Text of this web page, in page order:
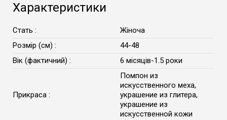
Характеристики
Стать :
Жіноча
Розмір (см) :
44-48
Вік (фактичний) :
6 місяців-1.5 роки
Прикраса :
Помпон из
искусственного меха,
украшение из глитера,
украшение из
искусственной кожи